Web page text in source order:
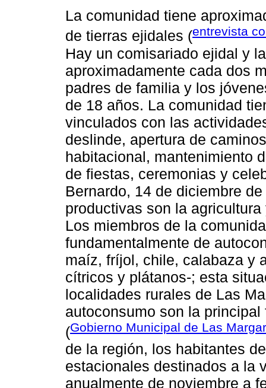
La comunidad tiene
de tierras ejidales (entrevista
Hay un comisariado ejidal y
aproximadamente cada dos
padres de familia y los
de 18 años. La comunidad
vinculados con las
deslinde, apertura de
habitacional, mantenimiento
de fiestas, ceremonias y
Bernardo, 14 de diciembre
productivas son la
Los miembros de la
fundamentalmente de
maíz, fríjol, chile, calabaza y
cítricos y plátanos-; esta
localidades rurales de Las
autoconsumo son la
(Gobierno Municipal de Las
de la región, los habitantes
estacionales destinados a la
anualmente de noviembre a